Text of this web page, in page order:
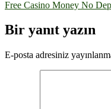
gezinmesi
Free Casino Money No
Bir yanıt yazın
E-posta adresiniz